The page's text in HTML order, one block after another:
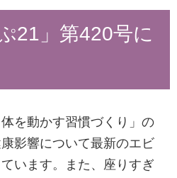
21」第420号に
を動かす習慣づくり」の
影響について最新のエビ
います。また、座りすぎ